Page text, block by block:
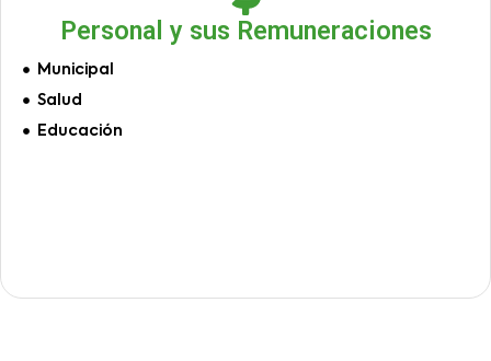
Personal y sus Remuneraciones
Municipal
Salud
Educación